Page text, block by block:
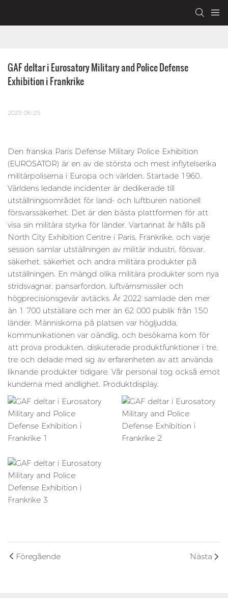
GAF deltar i Eurosatory Military and Police Defense
Exhibition i Frankrike
2023-08-25
Den franska Paris Defense Military Police Exhibition
(EUROSATOR) är en av de största och mest inflytelserika
militärpoliserna i Europa och världen. Startade 1960.
Världens ledande incidenter är dedikerade till
utställningsområdet för land- och luftburen nationell
försvarssäkerhet. Det är den bästa plattformen för att
visa sin militära styrka för länder. Vartannat år hålls på
North City Exhibition Centre i Paris, Frankrike, och varje
session samlar utställningen av militär industri, försvar,
säkerhet, säkerhet och andra militära produkter på
utställningen. En mängd olika militära produkter som nya
stridsvagnar, pansarfordon, luftvärnsmissiler och
högprecisionsgevär avtäcks. År 2022 samlade den mer
än 1 700 utställare och mer än 62 000 publik från 150
länder. Människorna på platsen var högljudda,
kommunikationen var oändlig, och besökarna kom för
att prova produkten, diskuterade produktfunktioner i tre,
tre och delade med sig av erfarenheten av att använda
liknande produkter tidigare. Vår personal tog också emot
kunderna med andlighet. Produktdisplay.
Föregående Nästa